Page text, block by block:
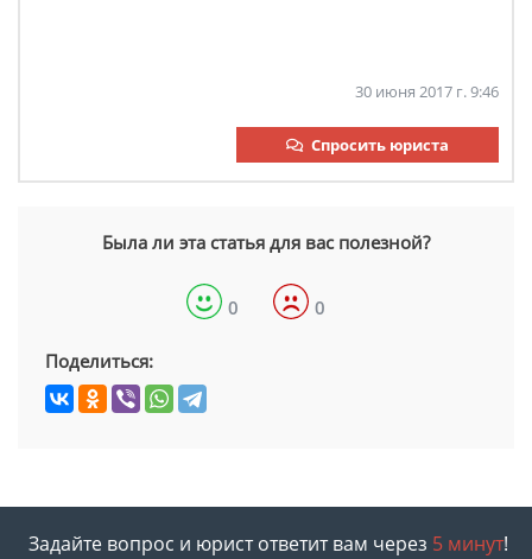
30 июня 2017 г. 9:46
Спросить юриста
Была ли эта статья для вас полезной?
0 0
Поделиться:
Задайте вопрос и юрист ответит вам через 5 минут!